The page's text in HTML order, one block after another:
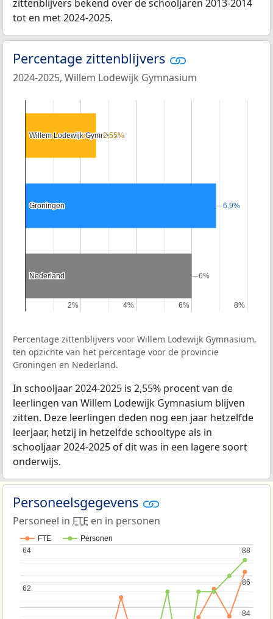
zittenblijvers bekend over de schooljaren 2013-2014
tot en met 2024-2025.
Percentage zittenblijvers
2024-2025, Willem Lodewijk Gymnasium
2%
2% 4%
4% 6%
6% 8%
8%
Willem Lodewijk Gymnasium
Willem Lodewijk Gymnasium
Groningen
Groningen
Nederland
Nederland
2,55%
2,55%
6,9%
6,9%
6%
6%
Percentage zittenblijvers voor Willem Lodewijk Gymnasium,
ten opzichte van het percentage voor de provincie
Groningen en Nederland.
In schooljaar 2024-2025 is 2,55% procent van de
leerlingen van Willem Lodewijk Gymnasium blijven
zitten. Deze leerlingen deden nog een jaar hetzelfde
leerjaar, hetzij in hetzelfde schooltype als in
schooljaar 2024-2025 of dit was in een lagere soort
onderwijs.
Personeelsgegevens
Personeel in FTE en in personen
FTE Personen
62
62
64
64
84
84
86
86
88
88